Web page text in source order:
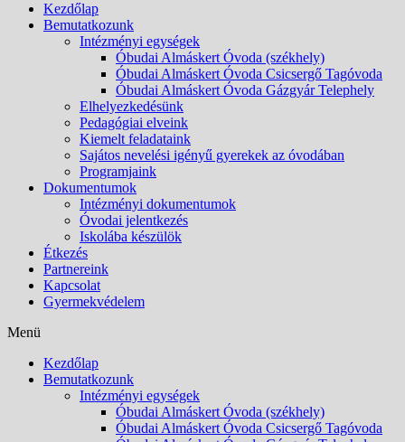
Kezdőlap
Bemutatkozunk
Intézményi egységek
Óbudai Almáskert Óvoda (székhely)
Óbudai Almáskert Óvoda Csicsergő Tagóvoda
Óbudai Almáskert Óvoda Gázgyár Telephely
Elhelyezkedésünk
Pedagógiai elveink
Kiemelt feladataink
Sajátos nevelési igényű gyerekek az óvodában
Programjaink
Dokumentumok
Intézményi dokumentumok
Óvodai jelentkezés
Iskolába készülök
Étkezés
Partnereink
Kapcsolat
Gyermekvédelem
Menü
Kezdőlap
Bemutatkozunk
Intézményi egységek
Óbudai Almáskert Óvoda (székhely)
Óbudai Almáskert Óvoda Csicsergő Tagóvoda